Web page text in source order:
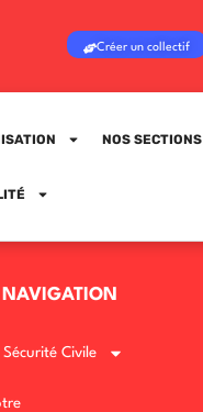
Créer un collectif
NOS SECTIONS
NAVIGATION
Sécurité Civile
Sign in
Sign in